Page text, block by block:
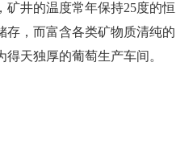
矿井的温度常年保持25度的恒
存，而富含各类矿物质清纯的
天独厚的葡萄生产车间。